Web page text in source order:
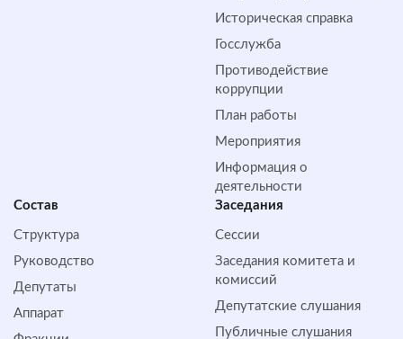
Историческая справка
Госслужба
Противодействие
коррупции
План работы
Мероприятия
Информация о
деятельности
Состав
Структура
Руководство
Депутаты
Аппарат
Заседания
Сессии
Заседания комитета и
комиссий
Депутатские слушания
Публичные слушания